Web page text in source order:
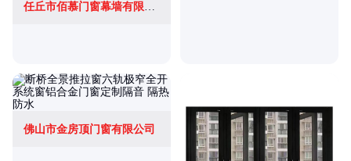
任丘市佰慕门窗幕墙有限公司
佛山市金房顶门窗有限公司